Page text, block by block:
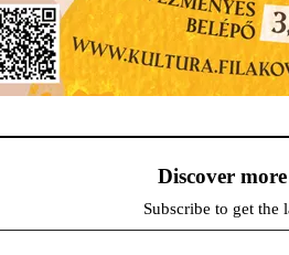
Discover
Subscribe to get the